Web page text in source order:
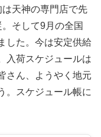
天神の専門店で先
そして9月の全国
した。今は安定供給
入荷スケジュールは
さん、ようやく地元
。スケジュール帳に